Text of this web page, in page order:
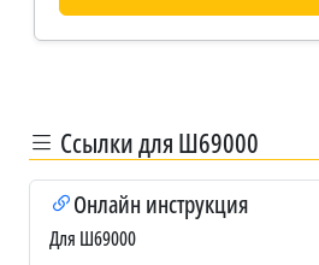
Ссылки для Ш69000
Онлайн инструкция
Для Ш69000